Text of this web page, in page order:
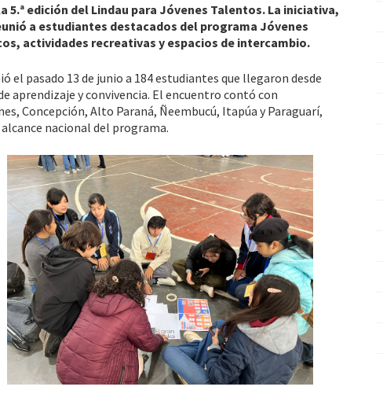
edición del Lindau para Jóvenes Talentos. La iniciativa,
a estudiantes destacados del programa Jóvenes
actividades recreativas y espacios de intercambio.
el pasado 13 de junio a 184 estudiantes que llegaron desde
aprendizaje y convivencia. El encuentro contó con
Concepción, Alto Paraná, Ñeembucú, Itapúa y Paraguarí,
nacional del programa.